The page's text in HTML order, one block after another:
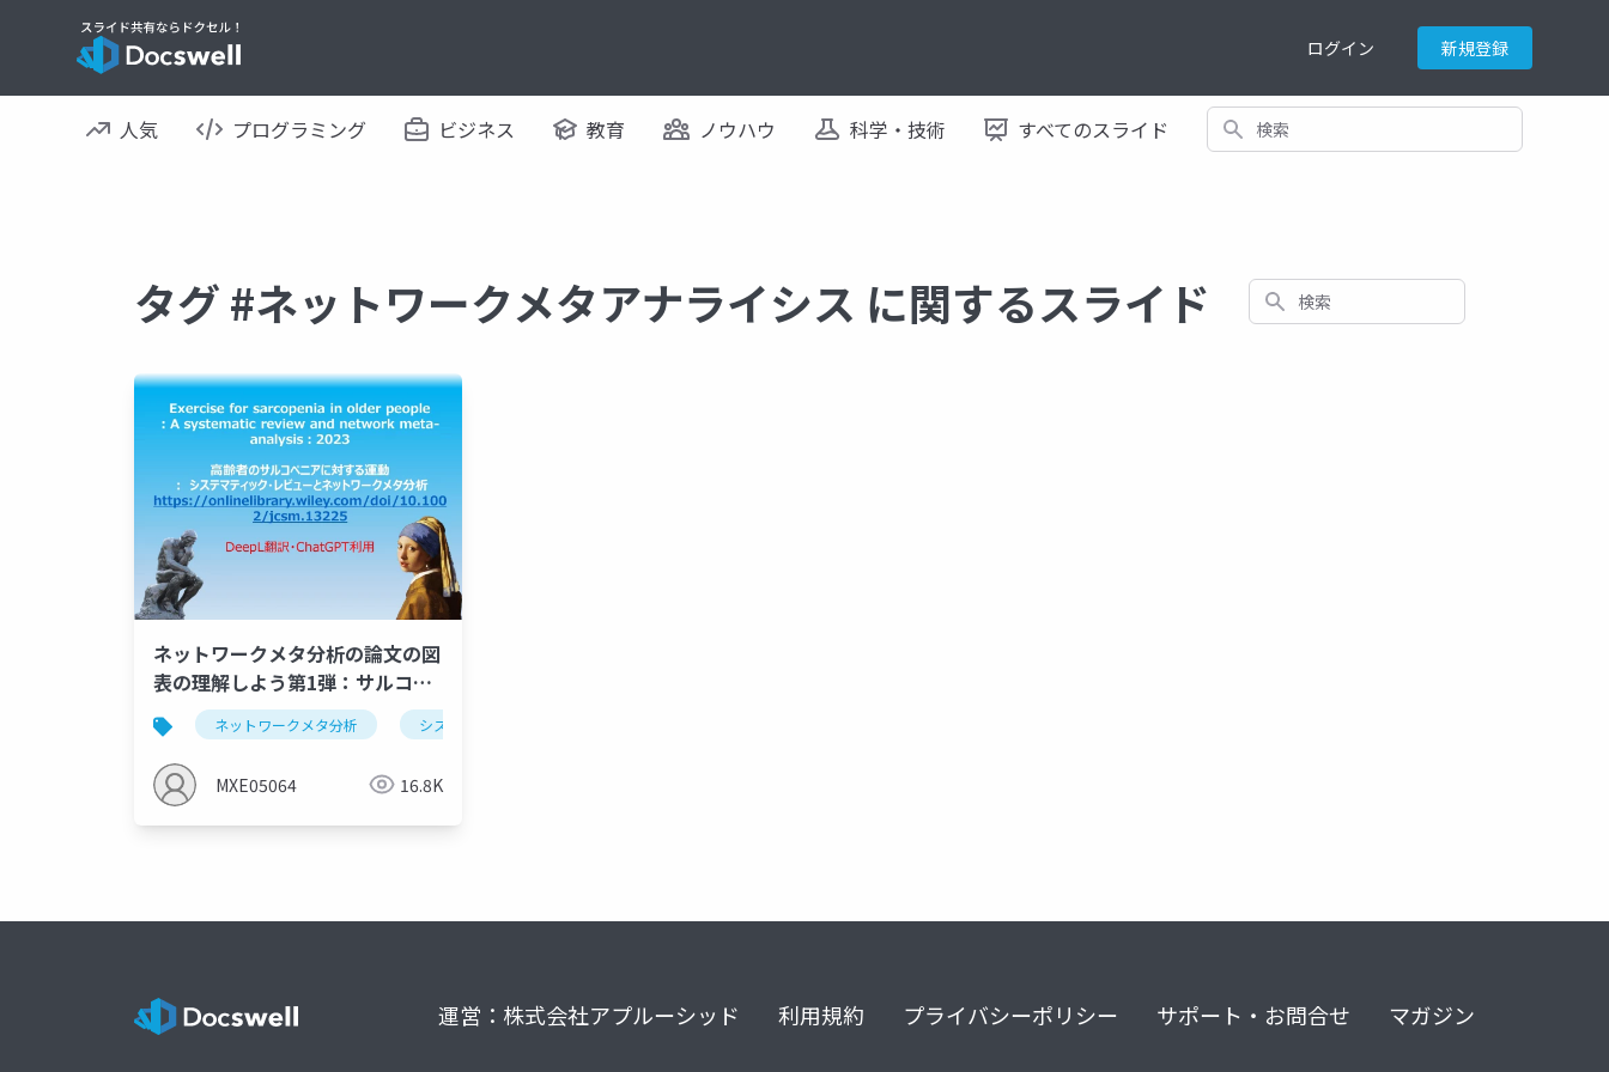
ログイン 新規登録
人気 プログラミング ビジネス 教育 ノウハウ 科学・技術 すべてのスライド 検索
タグ #ネットワークメタアナライシス に関するスライド 検索
ネットワークメタ分析の論文の図
表の理解しよう第1弾：サルコペ
ニアと運動のNMA
ネットワークメタ分析 システマティックレビュー
MXE05064 16.8K
運営：株式会社アプルーシッド 利用規約 プライバシーポリシー サポート・お問合せ マガジン